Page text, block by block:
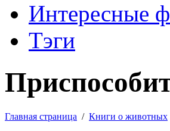
Интересные
Тэги
Главная страница / Книги о животных